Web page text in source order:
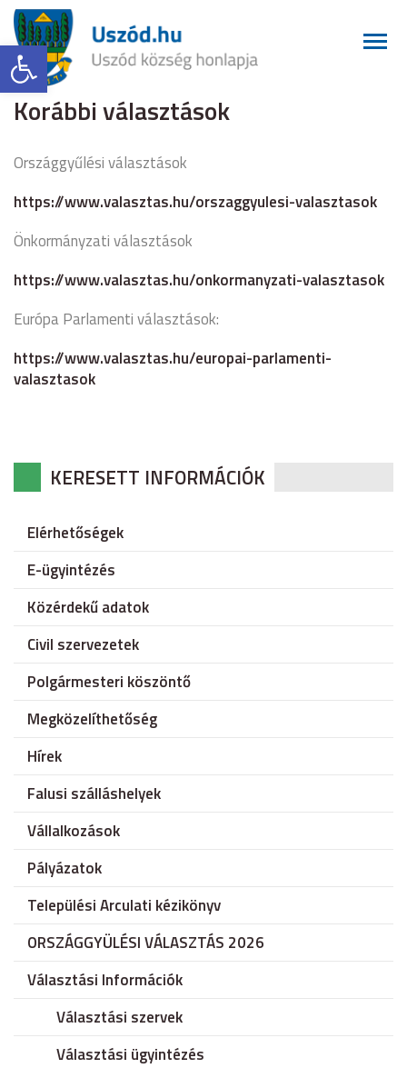
Eszköztár megnyitása
Korábbi választások
Országgyűlési választások
https://www.valasztas.hu/orszaggyulesi-valasztasok
Önkormányzati választások
https://www.valasztas.hu/onkormanyzati-valasztasok
Európa Parlamenti választások:
https://www.valasztas.hu/europai-parlamenti-
valasztasok
KERESETT INFORMÁCIÓK
Elérhetőségek
E-ügyintézés
Közérdekű adatok
Civil szervezetek
Polgármesteri köszöntő
Megközelíthetőség
Hírek
Falusi szálláshelyek
Vállalkozások
Pályázatok
Települési Arculati kézikönyv
ORSZÁGGYÜLÉSI VÁLASZTÁS 2026
Választási Információk
Választási szervek
Választási ügyintézés